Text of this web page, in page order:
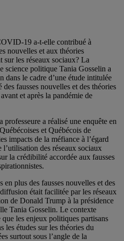
19 a-t-elle contribué à
nouvelles et aux théories
les réseaux sociaux? La
science politique Tania Gosselin a
dans le cadre d’une étude intitulée
fausses nouvelles et des théories
et après la pandémie de
a réalisé une enquête en
et Québécois de
impacts de la méfiance à l’égard
des réseaux sociaux
la crédibilité accordée aux fausses
plus des fausses nouvelles et des
était facilitée par les réseaux
de Donald Trump à la présidence
Tania Gosselin. Le contexte
les enjeux politiques partisans
les études sur les théories du
surtout sous l’angle de la